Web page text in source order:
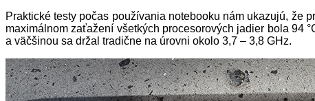
Praktické testy počas používania notebooku nám ukazujú, že
maximálnom zaťažení všetkých procesorových jadier bola 94
a väčšinou sa držal tradične na úrovni okolo 3,7 – 3,8 GHz.